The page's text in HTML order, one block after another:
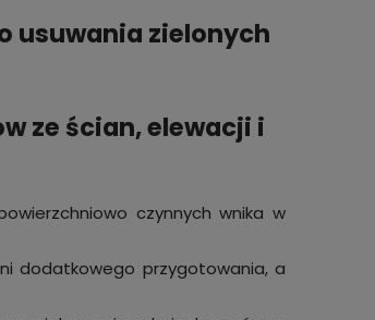
usuwania zielonych
ze ścian, elewacji i
czynnych wnika w
dodatkowego przygotowania, a